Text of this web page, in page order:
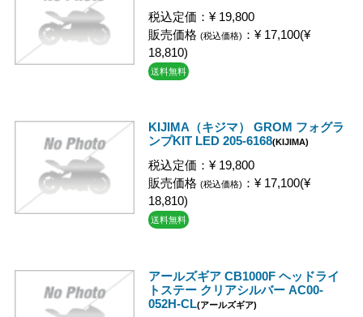
税込定価：¥ 19,800
販売価格 (税込価格) ：¥ 17,100(¥
18,810)
送料無料
KIJIMA（キジマ） GROM フォグラ
ンプKIT LED 205-6168(KIJIMA)
税込定価：¥ 19,800
販売価格 (税込価格) ：¥ 17,100(¥
18,810)
送料無料
アールズギア CB1000F ヘッドライ
トステー クリアシルバー AC00-
052H-CL(アールズギア)